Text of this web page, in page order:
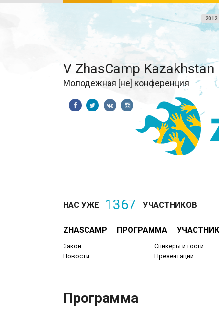
2012
V ZhasCamp Kazakhstan
Молодежная [не] конференция
НАС УЖЕ 1367 УЧАСТНИКОВ
ZHASCAMP ПРОГРАММА
Закон
Новости
Спикеры и гости
Презентации
Программа